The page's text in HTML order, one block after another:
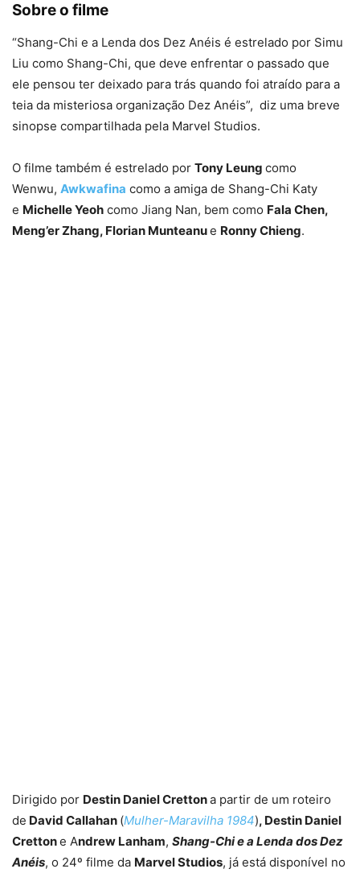
Sobre o filme
“Shang-Chi e a Lenda dos Dez Anéis é estrelado por Simu
Liu como Shang-Chi, que deve enfrentar o passado que
ele pensou ter deixado para trás quando foi atraído para a
teia da misteriosa organização Dez Anéis”, diz uma breve
sinopse compartilhada pela Marvel Studios.
O filme também é estrelado por Tony Leung como
Wenwu, Awkwafina como a amiga de Shang-Chi Katy
e Michelle Yeoh como Jiang Nan, bem como Fala Chen,
Meng’er Zhang, Florian Munteanue Ronny Chieng.
Dirigido por Destin Daniel Crettona partir de um roteiro
de David Callahan (Mulher-Maravilha 1984), Destin Daniel
Crettone Andrew Lanham, Shang-Chi e a Lenda dos Dez
Anéis, o 24º filme da Marvel Studios, já está disponível no